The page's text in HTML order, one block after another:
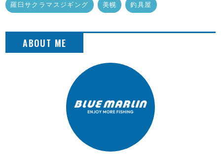
羅臼サクラマスジギング 美幌 釣具屋